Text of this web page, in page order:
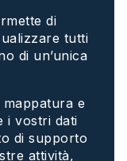
di
tutti
di un’unica
e
i vostri dati
di supporto
attività,